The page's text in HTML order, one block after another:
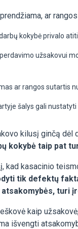
ar
kokybė privalo
užsakovui
ar rangos sutartis
šalys gali
kilusį ginčą dėl
kokybė taip pat
kad kasacinio
tik defektų
turi
kaip
išvengti